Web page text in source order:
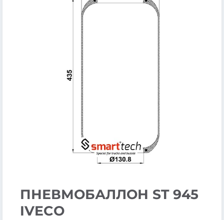
ПНЕВМОБАЛЛОН ST 945
IVECO